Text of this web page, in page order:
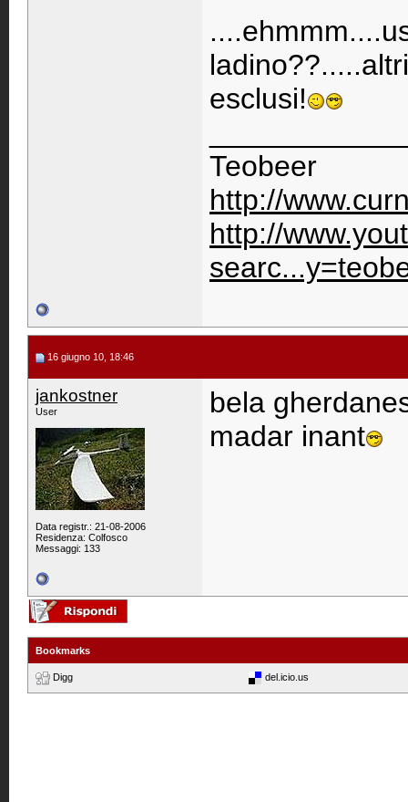
esclusi!
Teobeer
http://
http://
16 giugno 10, 18:46
jankostner
User
Data registr.: 21-08-2006
Residenza: Colfosco
Messaggi: 133
bela
madar inant
Bookmarks
Digg del.icio.us